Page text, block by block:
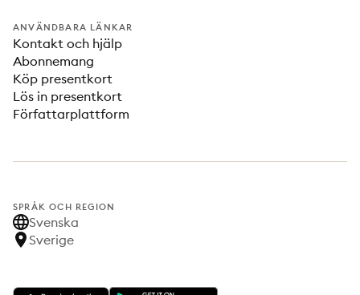
ANVÄNDBARA LÄNKAR
Kontakt och hjälp
Abonnemang
Köp presentkort
Lös in presentkort
Författarplattform
SPRÅK OCH REGION
Svenska
Sverige